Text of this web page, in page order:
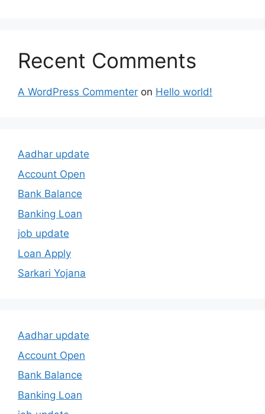
Recent Comments
A WordPress Commenter on Hello world!
Aadhar update
Account Open
Bank Balance
Banking Loan
job update
Loan Apply
Sarkari Yojana
Aadhar update
Account Open
Bank Balance
Banking Loan